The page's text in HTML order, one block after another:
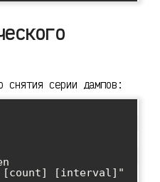
снятия серии дампов:
[count] [interval]"